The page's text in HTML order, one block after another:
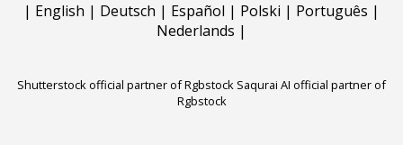
| English | Deutsch | Español | Polski | Português |
Nederlands |
Shutterstock official partner of Rgbstock Saqurai AI official partner of
Rgbstock